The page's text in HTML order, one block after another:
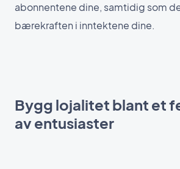
abonnentene dine, samtidig som
bærekraften i inntektene dine.
Bygg lojalitet blant et
av entusiaster